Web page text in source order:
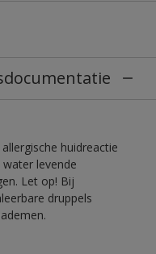
huidreactie
levende
Let op! Bij
druppels